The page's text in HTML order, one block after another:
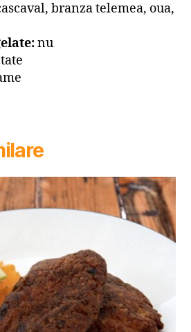
branza telemea, oua,
nu